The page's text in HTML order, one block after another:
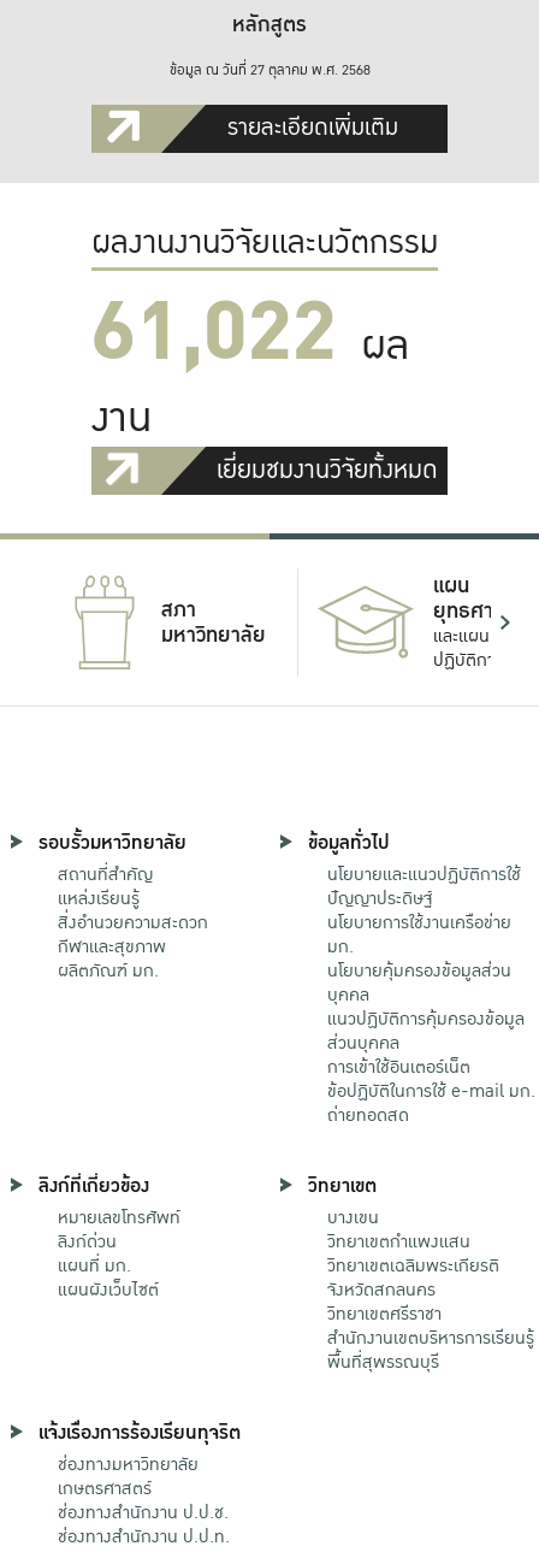
หลักสูตร
ข้อมูล ณ วันที่ 27 ตุลาคม พ.ศ. 2568
รายละเอียดเพิ่มเติม
ผลงานงานวิจัยและนวัตกรรม
61,022 ผล
งาน
เยี่ยมชมงานวิจัยทั้งหมด
สภา
มหาวิทยาลัย
แผน
ยุทธศาสตร์
และแผน
ปฏิบัติการ
รอบรั้วมหาวิทยาลัย
สถานที่สำคัญ
แหล่งเรียนรู้
สิ่งอำนวยความสะดวก
กีฬาและสุขภาพ
ผลิตภัณฑ์ มก.
ข้อมูลทั่วไป
นโยบายและแนวปฏิบัติการใช้
ปัญญาประดิษฐ์
นโยบายการใช้งานเครือข่าย
มก.
นโยบายคุ้มครองข้อมูลส่วน
บุคคล
แนวปฏิบัติการคุ้มครองข้อมูล
ส่วนบุคคล
การเข้าใช้อินเตอร์เน็ต
ข้อปฏิบัติในการใช้ e-mail มก.
ถ่ายทอดสด
ลิงก์ที่เกี่ยวข้อง
หมายเลขโทรศัพท์
ลิงก์ด่วน
แผนที่ มก.
แผนผังเว็บไซต์
วิทยาเขต
บางเขน
วิทยาเขตกําแพงแสน
วิทยาเขตเฉลิมพระเกียรติ
จังหวัดสกลนคร
วิทยาเขตศรีราชา
สำนักงานเขตบริหารการเรียนรู้
พื้นที่สุพรรณบุรี
แจ้งเรื่องการร้องเรียนทุจริต
ช่องทางมหาวิทยาลัย
เกษตรศาสตร์
ช่องทางสำนักงาน ป.ป.ช.
ช่องทางสำนักงาน ป.ป.ท.